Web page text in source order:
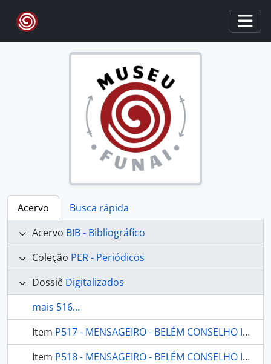
Skip to main content
Acervo
Busca rápida
Acervo BIB - Bibliográfico
Coleção PER - Periódicos
Dossiê Digitalizados
mais 516...
Item P517 - MENSAGEIRO - BELÉM CONSELHO INDIGENISTA MISSIONÁRIO - 1990 - Nº63
Item P518 - MENSAGEIRO - BELÉM CONSELHO INDIGENISTA MISSIONÁRIO - 1990 - Nº64